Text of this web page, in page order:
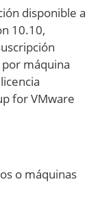
disponible a
10.10,
máquina
for VMware
o máquinas